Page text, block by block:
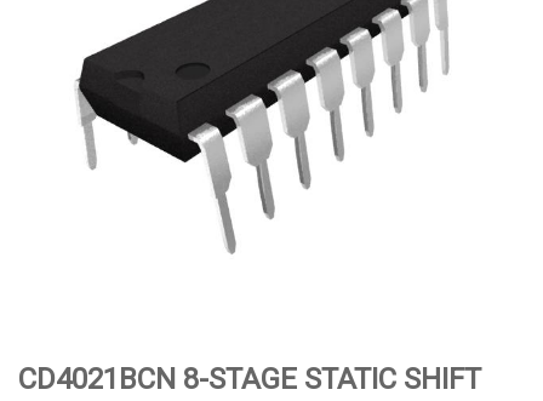
CD4021BCN 8-STAGE STATIC SHIFT